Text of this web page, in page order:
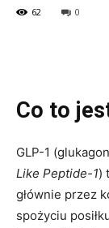
62 0
Co to
GLP-1
Like Peptide-1)
głównie przez
spożyciu